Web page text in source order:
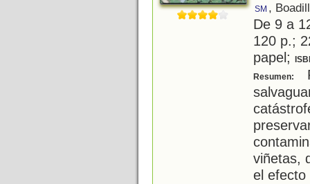
SM ,
De 9 a
120 p.;
papel;
Resumen:
viñetas,
el efecto